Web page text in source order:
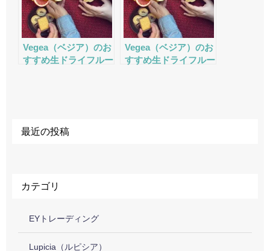
Vegea（ベジア）のお
すすめ生ドライフルー
Vegea（ベジア）のお
すすめ生ドライフルー
最近の投稿
カテゴリ
EYトレーディング
Lupicia（ルピシア）